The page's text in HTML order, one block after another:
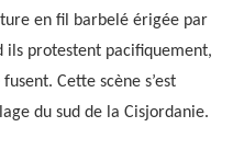
en fil barbelé érigée par
ils protestent pacifiquement,
Cette scène s’est
du sud de la Cisjordanie.